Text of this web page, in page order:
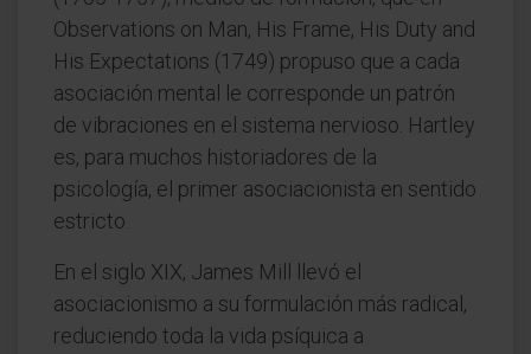
Observations on Man, His Frame, His Duty and
His Expectations (1749) propuso que a cada
asociación mental le corresponde un patrón
de vibraciones en el sistema nervioso. Hartley
es, para muchos historiadores de la
psicología, el primer asociacionista en sentido
estricto.
En el siglo XIX, James Mill llevó el
asociacionismo a su formulación más radical,
reduciendo toda la vida psíquica a